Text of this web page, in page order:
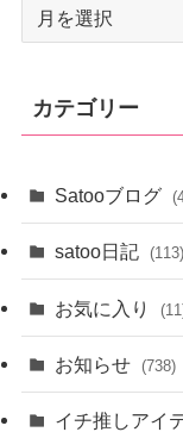
ブ
カテゴリー
Satooブログ
satoo日記 (113)
お気に入り
お知らせ (738)
イチ推しアイ